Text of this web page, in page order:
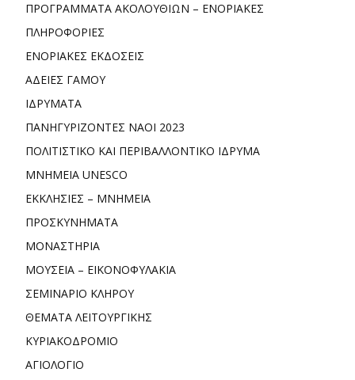
ΠΡΟΓΡΑΜΜΑΤΑ ΑΚΟΛΟΥΘΙΩΝ – ΕΝΟΡΙΑΚΕΣ
ΠΛΗΡΟΦΟΡΙΕΣ
ΕΝΟΡΙΑΚΕΣ ΕΚΔΟΣΕΙΣ
ΑΔΕΙΕΣ ΓΑΜΟΥ
ΙΔΡΥΜΑΤΑ
ΠΑΝΗΓΥΡΙΖΟΝΤΕΣ ΝΑΟΙ 2023
ΠΟΛΙΤΙΣΤΙΚΟ ΚΑΙ ΠΕΡΙΒΑΛΛΟΝΤΙΚΟ ΙΔΡΥΜΑ
ΜΝΗΜΕΙΑ UNESCO
ΕΚΚΛΗΣΙΕΣ – ΜΝΗΜΕΙΑ
ΠΡΟΣΚΥΝΗΜΑΤΑ
ΜΟΝΑΣΤΗΡΙΑ
ΜΟΥΣΕΙΑ – ΕΙΚΟΝΟΦΥΛΑΚΙΑ
ΣΕΜΙΝΑΡΙΟ ΚΛΗΡΟΥ
ΘΕΜΑΤΑ ΛΕΙΤΟΥΡΓΙΚΗΣ
ΚΥΡΙΑΚΟΔΡΟΜΙΟ
ΑΓΙΟΛΟΓΙΟ